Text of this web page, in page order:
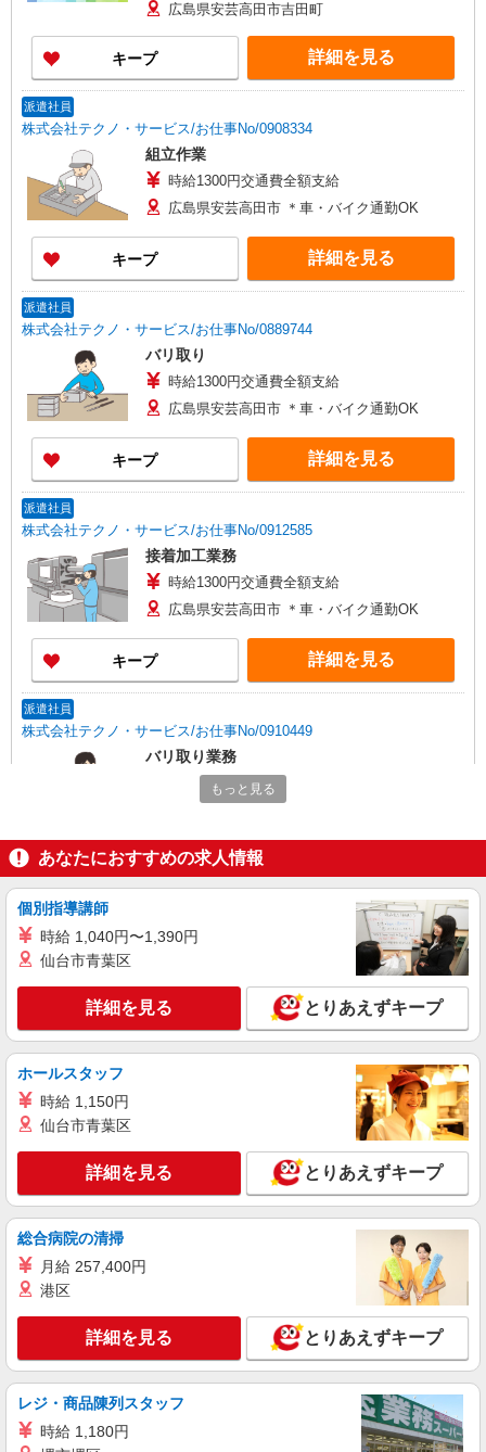
広島県安芸高田市吉田町
キープ 詳細を見る
派遣社員
株式会社テクノ・サービス/お仕事No/0908334
組立作業
時給1300円交通費全額支給
広島県安芸高田市 ＊車・バイク通勤OK
キープ 詳細を見る
派遣社員
株式会社テクノ・サービス/お仕事No/0889744
バリ取り
時給1300円交通費全額支給
広島県安芸高田市 ＊車・バイク通勤OK
キープ 詳細を見る
派遣社員
株式会社テクノ・サービス/お仕事No/0912585
接着加工業務
時給1300円交通費全額支給
広島県安芸高田市 ＊車・バイク通勤OK
キープ 詳細を見る
派遣社員
株式会社テクノ・サービス/お仕事No/0910449
バリ取り業務
時給1200円交通費全額支給
キープ
派遣社員
株式会社テクノ・サービス/お仕事No/0880707
時給1250円交通費全額支給
広島県安芸高田市 ＊車・バイク通勤OK
詳細を見る
派遣社員
人材プロオフィス株式会社
2交替・機械のボタン操作や梱包／板金加工
時給1,150円〜 ◆月収例）258,800円 (1,150円
×8h×20日+残業40h+深夜60h)※繁忙期の場合 ＜参
考＞ 割増賃金(時給+割増) ・残業時：1,438円 ・深
広島県安芸高田市吉田町吉田1489-45
詳細を見る
もっと見る
あなたにおすすめの求人情報
個別指導講師
時給 1,040円〜1,390円
仙台市青葉区
詳細を見る とりあえずキープ
ホールスタッフ
時給 1,150円
仙台市青葉区
詳細を見る とりあえずキープ
総合病院の清掃
月給 257,400円
港区
詳細を見る とりあえずキープ
レジ・商品陳列スタッフ
時給 1,180円